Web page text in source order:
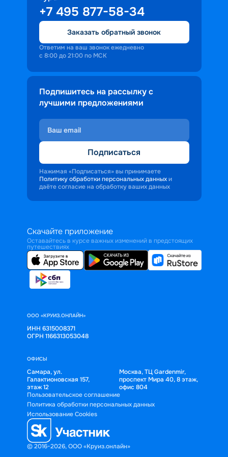
+7 495 877-58-34
Заказать обратный звонок
Ответим на ваш звонок ежедневно
с 8:00 до 21:00 по МСК
Подпишитесь на рассылку с
лучшими предложениями
Подписаться
Нажимая «Подписаться» вы принимаете
Политику обработки персональных данных и
даёте согласие на обработку ваших данных
Скачайте приложение
Оставайтесь в курсе важных изменений в предстоящих
путешествиях
ООО «КРУИЗ.ОНЛАЙН»
ИНН 6315008371
ОГРН 1166313053048
ОФИСЫ
Самара, ул.
Галактионовская 157,
этаж 12
Москва, ТЦ Gardenmir,
проспект Мира 40, 8 этаж,
офис 804
© 2016-2026, ООО «Круиз.онлайн»
Пользовательское соглашение
Политика обработки персональных данных
Использование Cookies